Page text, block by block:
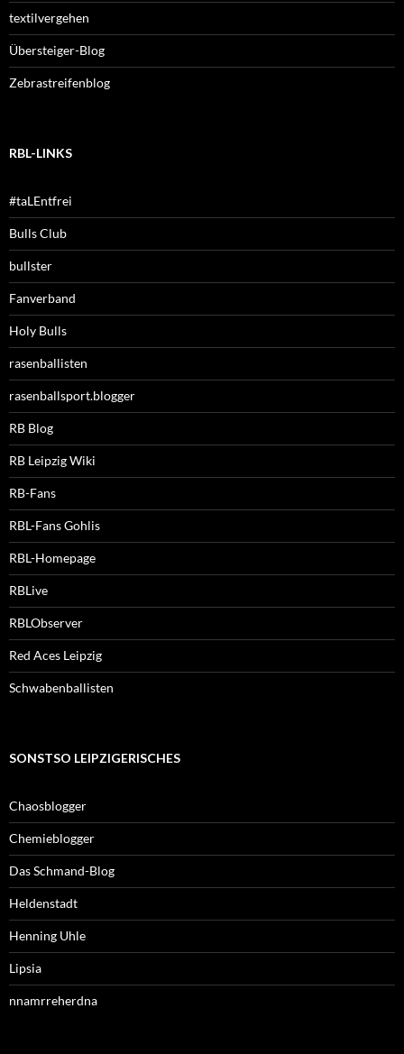
textilvergehen
Übersteiger-Blog
Zebrastreifenblog
RBL-LINKS
#taLEntfrei
Bulls Club
bullster
Fanverband
Holy Bulls
rasenballisten
rasenballsport.blogger
RB Blog
RB Leipzig Wiki
RB-Fans
RBL-Fans Gohlis
RBL-Homepage
RBLive
RBLObserver
Red Aces Leipzig
Schwabenballisten
SONSTSO LEIPZIGERISCHES
Chaosblogger
Chemieblogger
Das Schmand-Blog
Heldenstadt
Henning Uhle
Lipsia
nnamrreherdna